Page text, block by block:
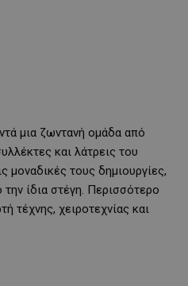
μια ζωντανή ομάδα από
και λάτρεις του
μοναδικές τους δημιουργίες,
ίδια στέγη. Περισσότερο
τέχνης, χειροτεχνίας και